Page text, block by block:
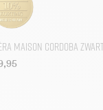
Maison Cordoba